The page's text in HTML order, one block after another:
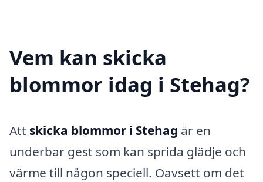
Vem kan skicka
blommor idag i Stehag?
Att skicka blommor i Stehag är en
underbar gest som kan sprida glädje och
värme till någon speciell. Oavsett om det